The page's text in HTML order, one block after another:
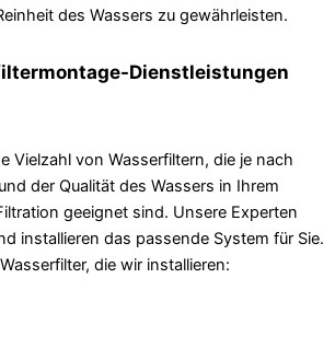
des Wassers zu gewährleisten.
Dienstleistungen
Vielzahl von Wasserfiltern, die je nach
der Qualität des Wassers in Ihrem
geeignet sind. Unsere Experten
installieren das passende System für Sie.
die wir installieren: